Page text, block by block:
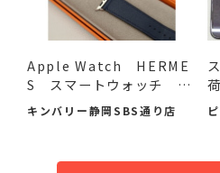
Apple Watch HERME
S スマートウォッチ レ
ザー替...
キンバリー静岡SBS通り店